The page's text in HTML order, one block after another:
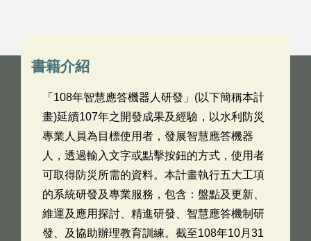
書籍介紹
「108年智慧應答機器人研發」(以下簡稱本計
畫)延續107年之開發成果及經驗，以水利防災
專業人員為目標使用者，發展智慧應答機器
人，透過輸入文字或點擊按鈕的方式，使用者
可取得防災所需的資料。本計畫執行五大工項
的系統研發及專業服務，包含：盤點及更新、
維運及應用探討、精進研發、智慧應答機制研
發、及協助辦理教育訓練。截至108年10月31